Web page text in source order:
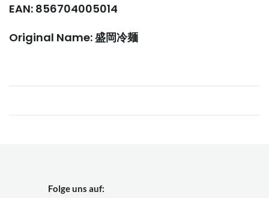
EAN: 856704005014
Original Name: 盛岡冷麺
Folge uns auf: